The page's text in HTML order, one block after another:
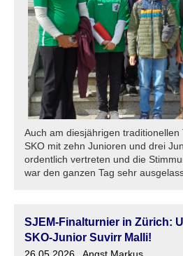
Auch am diesjährigen
SKO mit zehn Junioren und drei
ordentlich vertreten und die
war den ganzen Tag sehr
SJEM-Finalturnier in Zürich:
SKO-Junior Suvirr Malli!